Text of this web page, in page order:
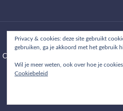
Home Werkzaamheden
Copyright © 2026
Lite by8degree
Privacy & cookies: deze site gebruikt
gebruiken, ga je akkoord met het gebruik
Wil je meer weten, ook over hoe je
Cookiebeleid